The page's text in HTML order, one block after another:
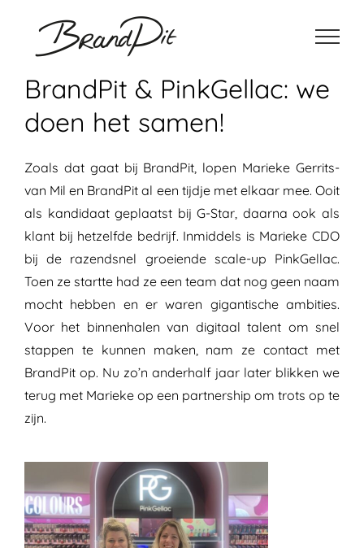
inhoud
BrandPit & PinkGellac: we
doen het samen!
Zoals dat gaat bij BrandPit, lopen Marieke Gerrits-
van Mil en BrandPit al een tijdje met elkaar mee. Ooit
als kandidaat geplaatst bij G-Star, daarna ook als
klant bij hetzelfde bedrijf. Inmiddels is Marieke CDO
bij de razendsnel groeiende scale-up PinkGellac.
Toen ze startte had ze een team dat nog geen naam
mocht hebben en er waren gigantische ambities.
Voor het binnenhalen van digitaal talent om snel
stappen te kunnen maken, nam ze contact met
BrandPit op. Nu zo’n anderhalf jaar later blikken we
terug met Marieke op een partnership om trots op te
zijn.